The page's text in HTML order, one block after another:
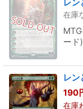
レン
在庫
ード
レン
190
在庫